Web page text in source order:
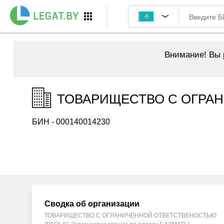
Внимание! Вы
ТОВАРИЩЕСТВО С
БИН - 000140014230
Сводка об организации
ТОВАРИЩЕСТВО С ОГРАНИЧЕННОЙ ОТВЕТСТВЕНОСТЬЮ